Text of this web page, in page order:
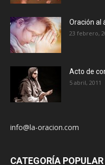
Oración al
23 febrero,
Acto de
5 abril, 2011
info@la-oracion.com
CATEGORÍA POPULAR